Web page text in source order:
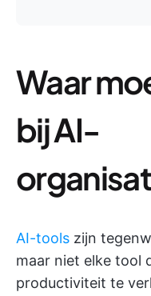
Waar
bij AI-
AI-tools zijn
maar niet elke tool
productiviteit te